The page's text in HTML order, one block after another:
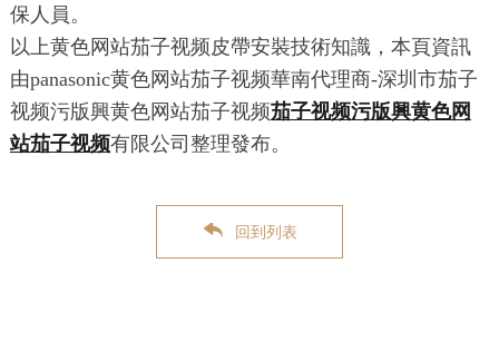
保人員。
以上黄色网站茄子视频皮帶安裝技術知識，本頁資訊
由panasonic黄色网站茄子视频華南代理商-深圳市茄子
视频污版興黄色网站茄子视频茄子视频污版興黄色网
站茄子视频有限公司整理發布。
回到列表